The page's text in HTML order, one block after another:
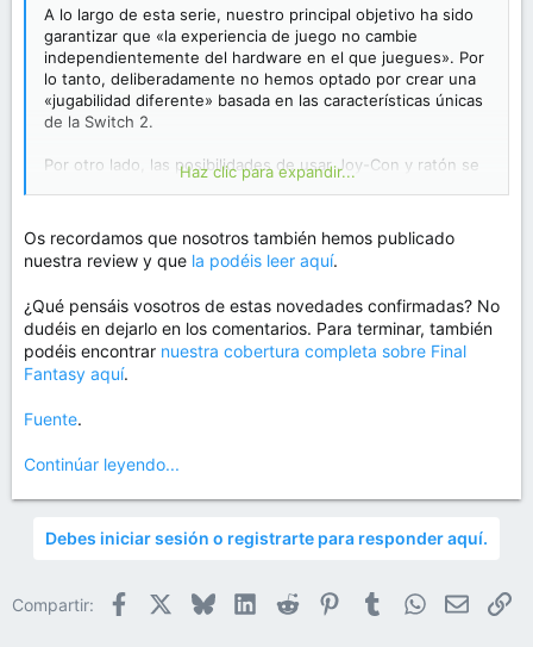
A lo largo de esta serie, nuestro principal objetivo ha sido
garantizar que «la experiencia de juego no cambie
independientemente del hardware en el que juegues». Por
lo tanto, deliberadamente no hemos optado por crear una
«jugabilidad diferente» basada en las características únicas
de la Switch 2.
Por otro lado, las posibilidades de usar Joy-Con y ratón se
discutieron sin duda dentro del equipo de desarrollo. Sobre
de que «encajaría a la perfección» (risas). Sin embargo, en
lugar de «añadir mecánicas de juego especiales por ser
para Switch 2», priorizamos «que puedas sumergirte con el
creemos que «poder entrar de forma natural en el mismo
mundo sin importar dónde juegues» es más importante que
hacer hincapié en las «diferencias entre plataformas».
Haz clic para expandir...
Os recordamos que nosotros también hemos publicado
nuestra review y que la podéis leer aquí.
¿Qué pensáis vosotros de estas novedades confirmadas? No
dudéis en dejarlo en los comentarios. Para terminar, también
podéis encontrar nuestra cobertura completa sobre Final
Fantasy aquí.
Fuente.
Continúar leyendo...
Debes iniciar sesión o registrarte para responder aquí.
Compartir: Facebook BlueskyLinkedIn
Reddit PinterestTumblrWhatsApp
Email